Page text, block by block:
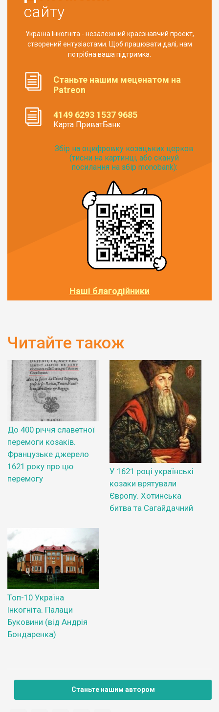
сайту
Україна Інкогніта - незалежний краєзнавчий проект,
створений ентузіастами. Щоб працювати далі, нам
потрібна ваша підтримка.
Станьте нашим меценатом на
Patreon
4149 6293 1537 9685
Карта ПриватБанк
Збір на оцифровку козацьких церков
(тисни на картинці, або скануй
посилання на збір monobank):
Наші благодійники
Читайте також
До 400 річчя славетної
перемоги козаків.
Французьке джерело
1621 року про цю
перемогу
У 1621 році українські
козаки врятували
Європу. Хотинська
битва та Сагайдачний
Топ-10 Україна
Інкогніта. Палаци
Буковини (від Андрія
Бондаренка)
Станьте нашим автором